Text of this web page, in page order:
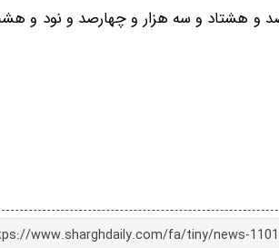
در صرافی‌های معتبر داخلی با کاهش 2.3 درصدی، به 183,498 (یکصد و هشتاد و سه هزار و